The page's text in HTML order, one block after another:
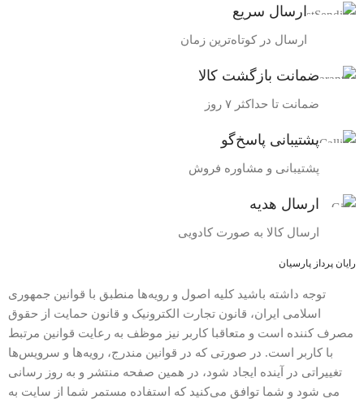
ارسال سریع
ارسال در کوتاه‌ترین زمان
ضمانت بازگشت کالا
ضمانت تا حداکثر ۷ روز
پشتیبانی پاسخ‌گو
پشتیبانی و مشاوره فروش
ارسال هدیه
ارسال کالا به صورت کادویی
رایان پرداز پارسیان
توجه داشته باشید کلیه اصول و رویه‏‌ها منطبق با قوانین جمهوری
اسلامی ایران، قانون تجارت الکترونیک و قانون حمایت از حقوق
مصرف کننده است و متعاقبا کاربر نیز موظف به رعایت قوانین مرتبط
با کاربر است. در صورتی که در قوانین مندرج، رویه‏‌ها و سرویس‏‌ها
تغییراتی در آینده ایجاد شود، در همین صفحه منتشر و به روز رسانی
می شود و شما توافق می‏‌کنید که استفاده مستمر شما از سایت به